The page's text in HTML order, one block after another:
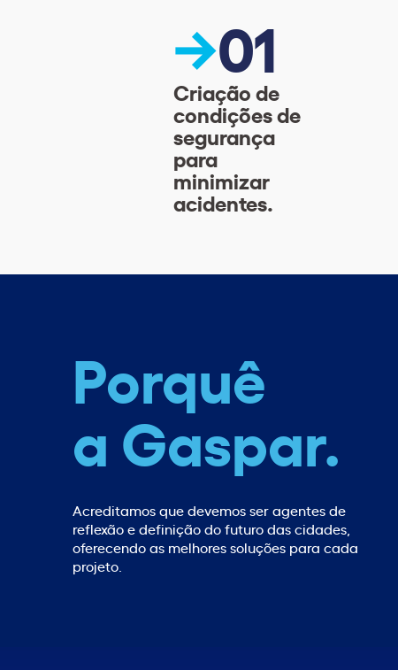
01
Criação de
condições de
segurança
para
minimizar
acidentes.
Porquê
a Gaspar.
Acreditamos que devemos ser agentes de
reflexão e definição do futuro das cidades,
oferecendo as melhores soluções para cada
projeto.